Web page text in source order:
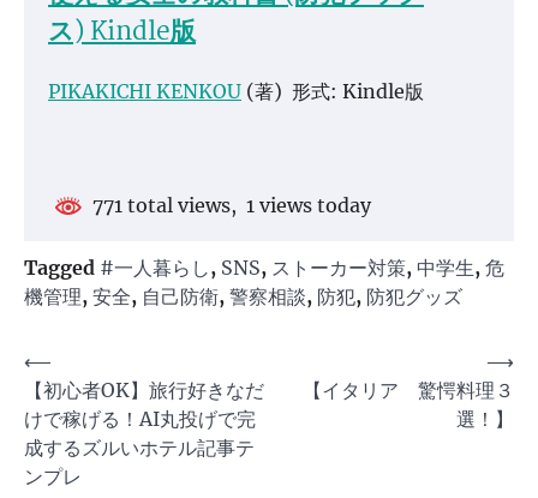
ス)Kindle版
PIKAKICHI KENKOU (著) 形式: Kindle版
771 total views, 1 views today
Tagged #一人暮らし, SNS, ストーカー対策, 中学生, 危
機管理, 安全, 自己防衛, 警察相談, 防犯, 防犯グッズ
投
稿
ナ
ビ
⟵
【初心者OK】旅行好きなだ
けで稼げる！AI丸投げで完
成するズルいホテル記事テ
ンプレ
【イタリア 驚愕料理３
選！】
⟶